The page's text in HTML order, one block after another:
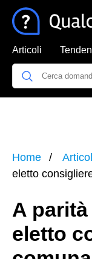
Articoli
Home
eletto
A
eletto